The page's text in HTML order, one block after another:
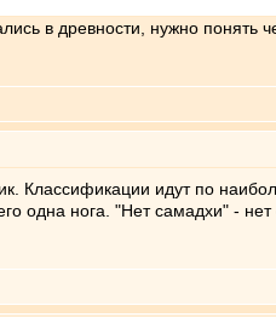
в древности, нужно понять
Классификации идут по
одна нога. "Нет самадхи" -